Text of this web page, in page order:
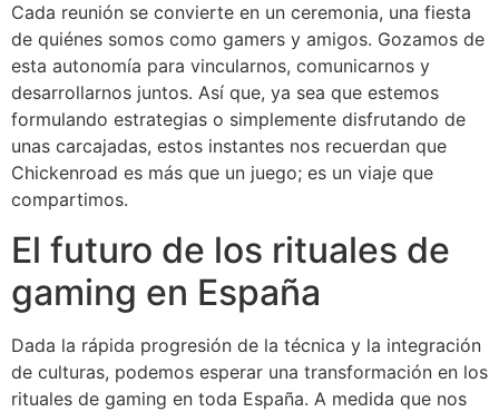
Cada reunión se convierte en un ceremonia, una fiesta
de quiénes somos como gamers y amigos. Gozamos de
esta autonomía para vincularnos, comunicarnos y
desarrollarnos juntos. Así que, ya sea que estemos
formulando estrategias o simplemente disfrutando de
unas carcajadas, estos instantes nos recuerdan que
Chickenroad es más que un juego; es un viaje que
compartimos.
El futuro de los rituales de
gaming en España
Dada la rápida progresión de la técnica y la integración
de culturas, podemos esperar una transformación en los
rituales de gaming en toda España. A medida que nos